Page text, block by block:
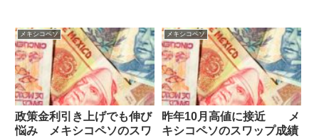
メキシコペソ
政策金利引き上げでも伸び
悩み メキシコペソのスワ
メキシコペソ
昨年10月高値に接近 メ
キシコペソのスワップ成績